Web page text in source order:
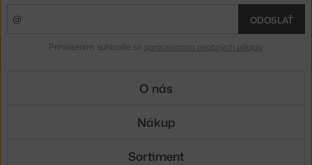
ODOSLAŤ
Prihlásením súhlasíte so spracovaním osobných údajov.
O nás
Nákup
Sortiment